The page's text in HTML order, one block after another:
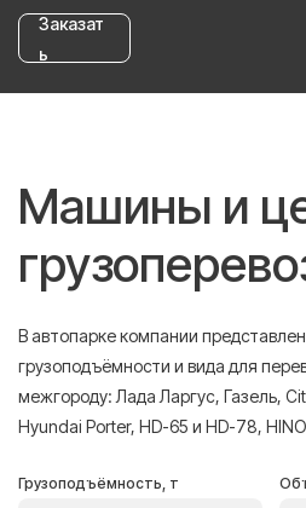
Заказат
ь
Машины и
В автопарке компании
грузоподъёмности и вида для
межгороду: Лада Ларгус, Газель,
Hyundai Porter, HD-65 и HD-78,
Грузоподъёмность, т